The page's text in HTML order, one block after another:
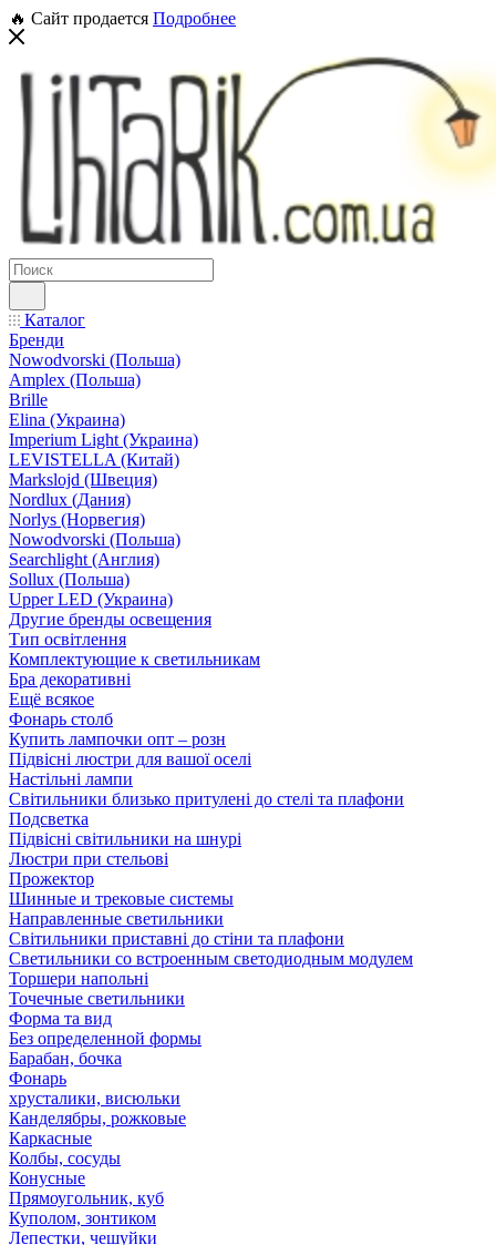
🔥 Сайт продается Подробнее
Каталог
Бренди
Nowodvorski (Польша)
Amplex (Польша)
Brille
Elina (Украина)
Imperium Light (Украина)
LEVISTELLA (Китай)
Markslojd (Швеция)
Nordlux (Дания)
Norlys (Норвегия)
Nowodvorski (Польша)
Searchlight (Англия)
Sollux (Польша)
Upper LED (Украина)
Другие бренды освещения
Тип освітлення
Комплектующие к светильникам
Бра декоративні
Ещё всякое
Фонарь столб
Купить лампочки опт – розн
Підвісні люстри для вашої оселі
Настільні лампи
Світильники близько притулені до стелі та плафони
Подсветка
Підвісні світильники на шнурі
Люстри при стельові
Прожектор
Шинные и трековые системы
Направленные светильники
Світильники приставні до стіни та плафони
Светильники со встроенным светодиодным модулем
Торшери напольні
Точечные светильники
Форма та вид
Без определенной формы
Барабан, бочка
Фонарь
хрусталики, висюльки
Канделябры, рожковые
Каркасные
Колбы, сосуды
Конусные
Прямоугольник, куб
Куполом, зонтиком
Лепестки, чешуйки